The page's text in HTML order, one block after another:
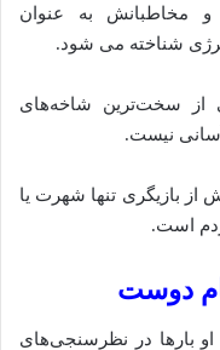
و مخاطبانش به عنوان
شناخته می‌ شود.
از سخت‌ترین شاخه‌های
نیست.
از بازیگری تنها شهرت یا
است.
دوست
او بارها در نظرسنجی‌های